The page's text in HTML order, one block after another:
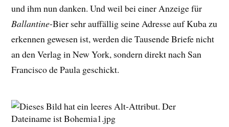
und ihm nun danken. Und weil bei einer Anzeige für
Ballantine-Bier sehr auffällig seine Adresse auf Kuba zu
erkennen gewesen ist, werden die Tausende Briefe nicht
an den Verlag in New York, sondern direkt nach San
Francisco de Paula geschickt.